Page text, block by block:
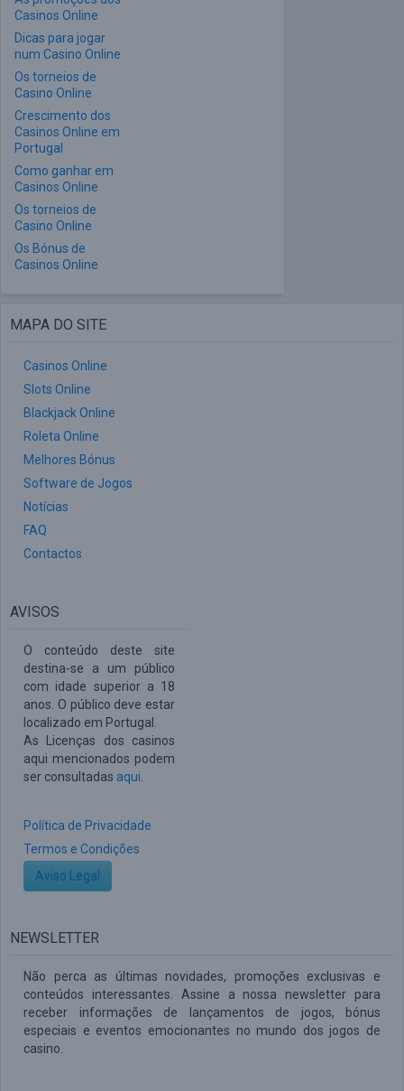
Casinos Online
Dicas para jogar
num Casino Online
Os torneios de
Casino Online
Crescimento dos
Casinos Online em
Portugal
Como ganhar em
Casinos Online
Os torneios de
Casino Online
Os Bónus de
Casinos Online
MAPA DO SITE
Casinos Online
Slots Online
Blackjack Online
Roleta Online
Melhores Bónus
Software de Jogos
Notícias
FAQ
Contactos
AVISOS
O conteúdo deste site
destina-se a um público
com idade superior a 18
anos. O público deve estar
localizado em Portugal.
As Licenças dos casinos
aqui mencionados podem
ser consultadas aqui
Política de Privacidade
Termos e Condições
Aviso Legal
NEWSLETTER
Não perca as últimas novidades, promoções exclusivas e
conteúdos interessantes. Assine a nossa newsletter para
receber informações de lançamentos de jogos, bónus
especiais e eventos emocionantes no mundo dos jogos de
casino.